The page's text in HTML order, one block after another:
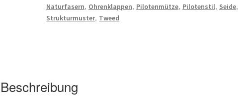
Naturfasern, Ohrenklappen, Pilotenmütze, Pilotenstil, Seide,
Strukturmuster, Tweed
Beschreibung